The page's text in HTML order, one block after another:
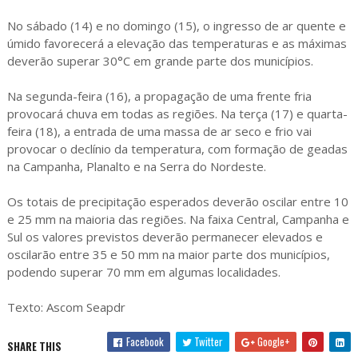
No sábado (14) e no domingo (15), o ingresso de ar quente e
úmido favorecerá a elevação das temperaturas e as máximas
deverão superar 30°C em grande parte dos municípios.
Na segunda-feira (16), a propagação de uma frente fria
provocará chuva em todas as regiões. Na terça (17) e quarta-
feira (18), a entrada de uma massa de ar seco e frio vai
provocar o declínio da temperatura, com formação de geadas
na Campanha, Planalto e na Serra do Nordeste.
Os totais de precipitação esperados deverão oscilar entre 10
e 25 mm na maioria das regiões. Na faixa Central, Campanha e
Sul os valores previstos deverão permanecer elevados e
oscilarão entre 35 e 50 mm na maior parte dos municípios,
podendo superar 70 mm em algumas localidades.
Texto: Ascom Seapdr
SHARE THIS Facebook Twitter Google+